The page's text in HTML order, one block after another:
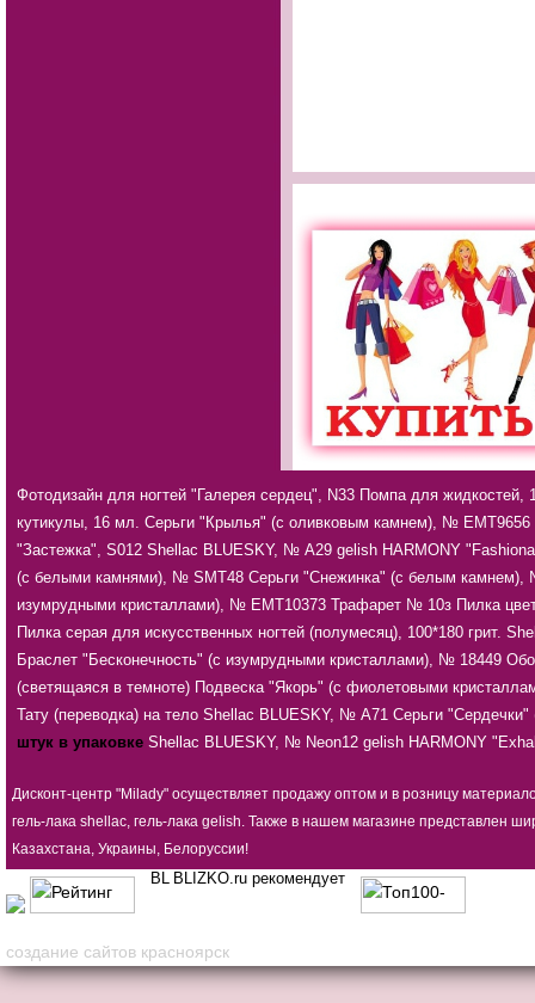
Фотодизайн для ногтей "Галерея сердец", N33 Помпа для жидкостей,
кутикулы, 16 мл. Серьги "Крылья" (с оливковым камнем), № ЕМТ9656
"Застежка", S012 Shellac BLUESKY, № А29 gelish HARMONY
(с белыми камнями), № SMT48 Серьги "Снежинка" (с белым
изумрудными кристаллами), № ЕМТ10373 Трафарет № 10з Пилка
Пилка серая для искусственных ногтей (полумесяц), 100*180 грит.
Браслет "Бесконечность" (с изумрудными кристаллами), № 18449
(светящаяся в темноте) Подвеска "Якорь" (с фиолетовыми
Тату (переводка) на тело Shellac BLUESKY, № А71 Серьги
штук в упаковке Shellac BLUESKY, № Neon12 gelish HARMONY
Дисконт-центр "Milady" осуществляет продажу оптом и в розницу
гель-лака shellac, гель-лака gelish. Также в нашем магазине представлен
Казахстана, Украины, Белоруссии!
BLIZKO.ru рекомендует
создание сайтов красноярск